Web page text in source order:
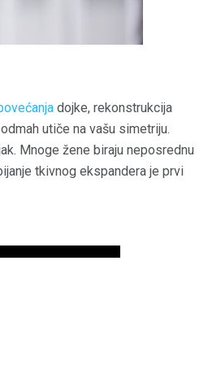
dojke, rekonstrukcija
utiče na vašu simetriju.
Mnoge žene biraju neposrednu
tkivnog ekspandera je prvi